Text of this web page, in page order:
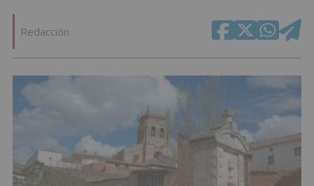
Redacción